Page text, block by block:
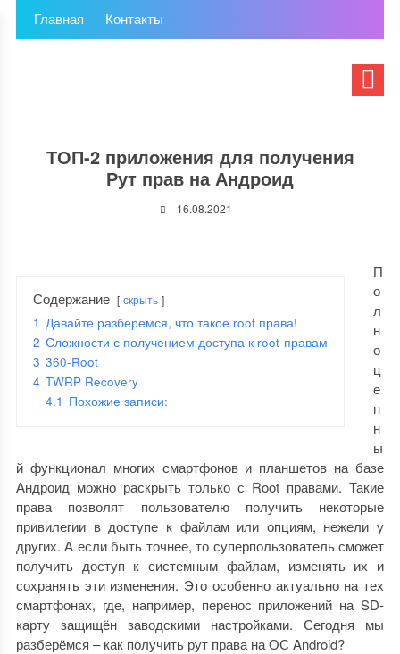
Главная Контакты
ТОП-2 приложения для получения
Рут прав на Андроид
16.08.2021
Содержание скрыть
1 Давайте разберемся, что такое root права!
2 Сложности с получением доступа к root-правам
3 360-Root
4 TWRP Recovery
4.1 Похожие записи:
П
о
л
н
о
ц
е
н
н
ы
й функционал многих смартфонов и планшетов на базе
Андроид можно раскрыть только с Root правами. Такие
права позволят пользователю получить некоторые
привилегии в доступе к файлам или опциям, нежели у
других. А если быть точнее, то суперпользователь сможет
получить доступ к системным файлам, изменять их и
сохранять эти изменения. Это особенно актуально на тех
смартфонах, где, например, перенос приложений на SD-
карту защищён заводскими настройками. Сегодня мы
разберёмся – как получить рут права на ОС Android?